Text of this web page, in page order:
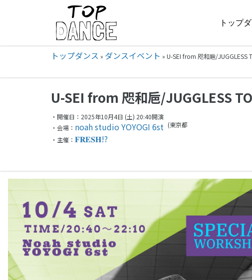
トップ
トップダンス » ダンスイベント » U-SEI from 咫和巵/JUGGLESS
U-SEI from 咫和巵/JUGGLESS
・開催日：2025年10月4日 (土) 20:40開演
・会場： noah studio YOYOGI 6st (東京都
・主催： 𝐅𝐑𝐄𝐒𝐇!?